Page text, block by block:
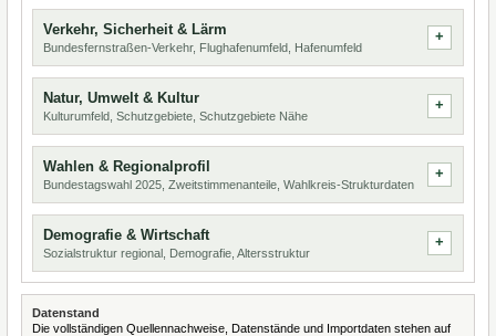
Verkehr, Sicherheit & Lärm
Bundesfernstraßen-Verkehr, Flughafenumfeld, Hafenumfeld
Natur, Umwelt & Kultur
Kulturumfeld, Schutzgebiete, Schutzgebiete Nähe
Wahlen & Regionalprofil
Bundestagswahl 2025, Zweitstimmenanteile, Wahlkreis-Strukturdaten
Demografie & Wirtschaft
Sozialstruktur regional, Demografie, Altersstruktur
Datenstand
Die vollständigen Quellennachweise, Datenstände und Importdaten stehen auf